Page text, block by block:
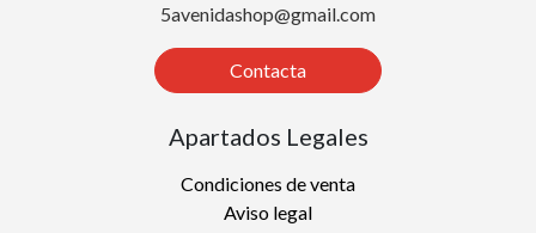
5avenidashop@gmail.com
Contacta
Apartados Legales
Condiciones de venta
Aviso legal